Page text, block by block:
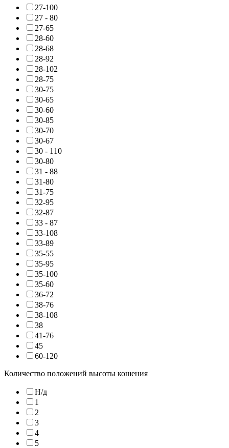
27-100
27 - 80
27-65
28-60
28-68
28-92
28-102
28-75
30-75
30-65
30-60
30-85
30-70
30-67
30 - 110
30-80
31 - 88
31-80
31-75
32-95
32-87
33 - 87
33-108
33-89
35-55
35-95
35-100
35-60
36-72
38-76
38-108
38
41-76
45
60-120
Количество положений высоты кошения
Н/д
1
2
3
4
5